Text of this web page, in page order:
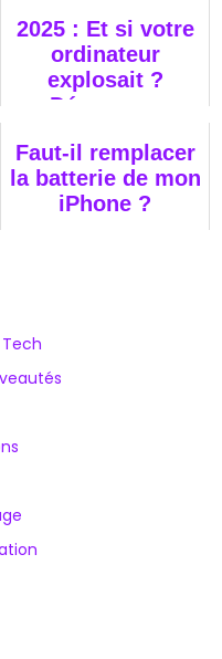
2025 : Et si votre
ordinateur
explosait ?
Découvrez
temps d’agir !
Faut-il remplacer
la batterie de mon
iPhone ?